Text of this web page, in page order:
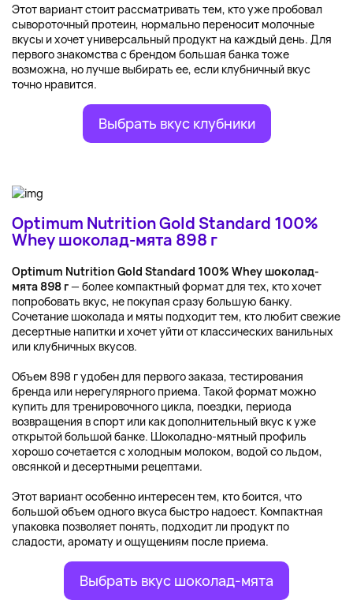
Этот вариант стоит рассматривать тем, кто уже пробовал
сывороточный протеин, нормально переносит молочные
вкусы и хочет универсальный продукт на каждый день. Для
первого знакомства с брендом большая банка тоже
возможна, но лучше выбирать ее, если клубничный вкус
точно нравится.
Выбрать вкус клубники
Optimum Nutrition Gold Standard 100%
Whey шоколад-мята 898 г
Optimum Nutrition Gold Standard 100% Whey шоколад-
мята 898 г— более компактный формат для тех, кто хочет
попробовать вкус, не покупая сразу большую банку.
Сочетание шоколада и мяты подходит тем, кто любит свежие
десертные напитки и хочет уйти от классических ванильных
или клубничных вкусов.
Объем 898 г удобен для первого заказа, тестирования
бренда или нерегулярного приема. Такой формат можно
купить для тренировочного цикла, поездки, периода
возвращения в спорт или как дополнительный вкус к уже
открытой большой банке. Шоколадно-мятный профиль
хорошо сочетается с холодным молоком, водой со льдом,
овсянкой и десертными рецептами.
Этот вариант особенно интересен тем, кто боится, что
большой объем одного вкуса быстро надоест. Компактная
упаковка позволяет понять, подходит ли продукт по
сладости, аромату и ощущениям после приема.
Выбрать вкус шоколад-мята